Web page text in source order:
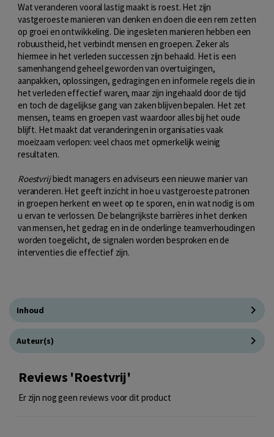
Wat veranderen vooral lastig maakt is roest. Het zijn
vastgeroeste manieren van denken en doen die een rem zetten
op groei en ontwikkeling. Die ingesleten manieren hebben een
robuustheid, het verbindt mensen en groepen. Zeker als
hiermee in het verleden successen zijn behaald. Het is een
samenhangend geheel geworden van overtuigingen,
aanpakken, oplossingen, gedragingen en informele regels die in
het verleden effectief waren, maar zijn ingehaald door de tijd
en toch de dagelijkse gang van zaken blijven bepalen. Het zet
mensen, teams en groepen vast waardoor alles bij het oude
blijft. Het maakt dat veranderingen in organisaties vaak
moeizaam verlopen: veel chaos met opmerkelijk weinig
resultaten.
Roestvrijbiedt managers en adviseurs een nieuwe manier van
veranderen. Het geeft inzicht in hoe u vastgeroeste patronen
in groepen herkent en weet op te sporen, en in wat nodig is om
u ervan te verlossen. De belangrijkste barrières in het denken
van mensen, het gedrag en in de onderlinge teamverhoudingen
worden toegelicht, de signalen worden besproken en de
interventies die effectief zijn.
Inhoud
Auteur(s)
Reviews 'Roestvrij'
Er zijn nog geen reviews voor dit product